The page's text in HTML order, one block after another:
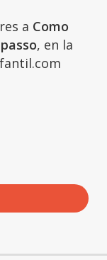
a Como
, en la